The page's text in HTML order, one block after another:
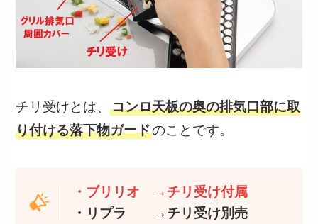
チリ受けとは、コンロ天板の奥の排気口部に取
り付ける落下物ガードのことです。
・ブリリオ →チリ受け付属
・リプラ →チリ受け別売